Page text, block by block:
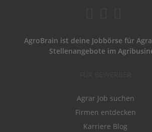
AgroBrain ist deine Jobbörse für
Stellenangebote im
Agrar Job suchen
Firmen entdecken
Karriere Blog